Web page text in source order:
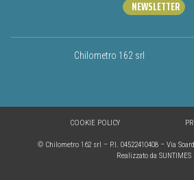
Chilometro 162 srl
NEWSLETTER
© Chilometro 162 srl – P.I. 04522410408 – Via
Realizzato da SUNTIMES
COOKIE POLICY